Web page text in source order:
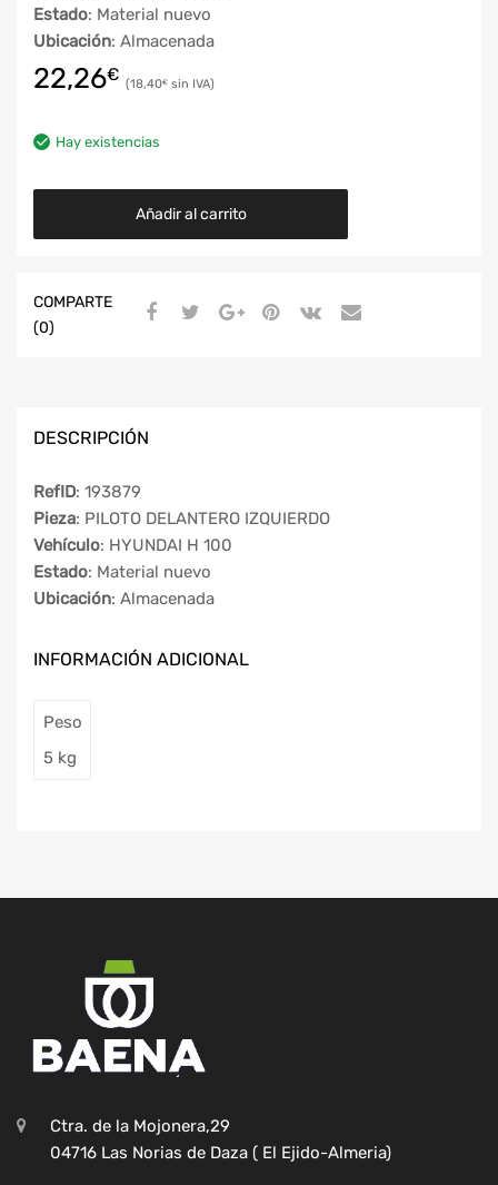
Estado: Material nuevo
Ubicación: Almacenada
22,26€ 18,40€
Hay existencias
Añadir al carrito
COMPARTE
(0)
DESCRIPCIÓN
RefID: 193879
Pieza: PILOTO DELANTERO IZQUIERDO
Vehículo: HYUNDAI H 100
Estado: Material nuevo
Ubicación: Almacenada
INFORMACIÓN ADICIONAL
Peso
5 kg
Ctra. de la Mojonera,29
04716 Las Norias de Daza ( El Ejido-Almeria)